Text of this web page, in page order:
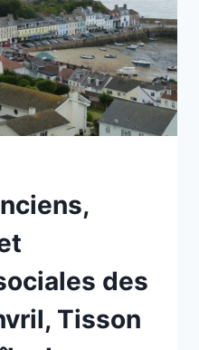
des
Tisson